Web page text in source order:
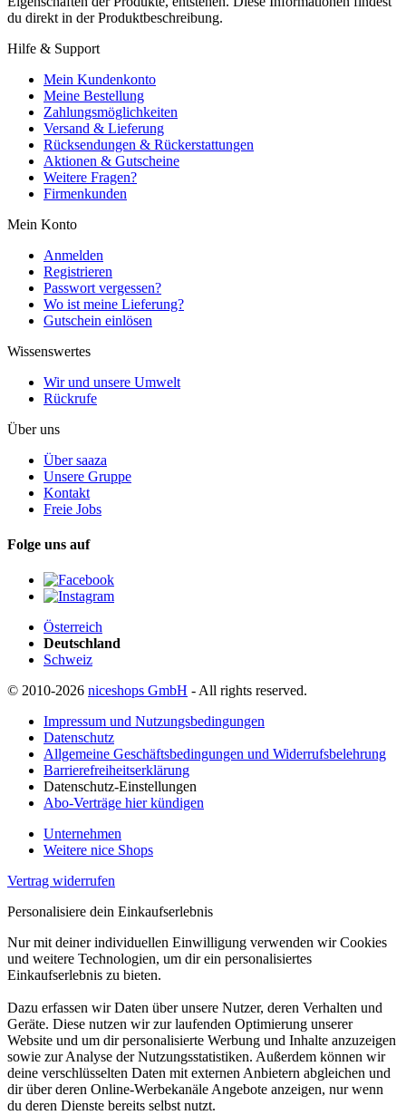
du direkt in der Produktbeschreibung.
Hilfe & Support
Mein Kundenkonto
Meine Bestellung
Zahlungsmöglichkeiten
Versand & Lieferung
Rücksendungen & Rückerstattungen
Aktionen & Gutscheine
Weitere Fragen?
Firmenkunden
Mein Konto
Anmelden
Registrieren
Passwort vergessen?
Wo ist meine Lieferung?
Gutschein einlösen
Wissenswertes
Wir und unsere Umwelt
Rückrufe
Über uns
Über saaza
Unsere Gruppe
Kontakt
Freie Jobs
Folge uns auf
Österreich
Deutschland
Schweiz
© 2010-2026 niceshops GmbH - All rights reserved.
Impressum und Nutzungsbedingungen
Datenschutz
Allgemeine Geschäftsbedingungen und Widerrufsbelehrung
Barrierefreiheitserklärung
Datenschutz-Einstellungen
Abo-Verträge hier kündigen
Unternehmen
Weitere nice Shops
Vertrag widerrufen
Personalisiere dein Einkaufserlebnis
Nur mit deiner individuellen Einwilligung verwenden wir Cookies
und weitere Technologien, um dir ein personalisiertes
Einkaufserlebnis zu bieten.
Dazu erfassen wir Daten über unsere Nutzer, deren Verhalten und
Geräte. Diese nutzen wir zur laufenden Optimierung unserer
Website und um dir personalisierte Werbung und Inhalte anzuzeigen
sowie zur Analyse der Nutzungsstatistiken. Außerdem können wir
deine verschlüsselten Daten mit externen Anbietern abgleichen und
dir über deren Online-Werbekanäle Angebote anzeigen, nur wenn
du deren Dienste bereits selbst nutzt.